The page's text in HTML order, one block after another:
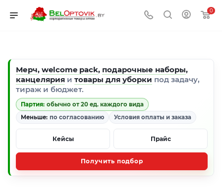
0
Мерч, welcome pack, подарочные наборы,
канцелярия и товары для уборки под задачу,
тираж и бюджет.
Партия: обычно от 20 ед. каждого вида
Меньше: по согласованию Условия оплаты и заказа
Кейсы Прайс
Получить подбор